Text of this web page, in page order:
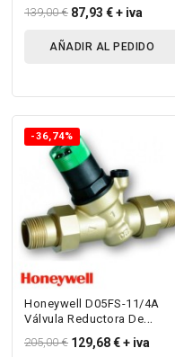
Manométrica Para...
139,00 € 87,93 €+ iva
AÑADIR AL PEDIDO
-36,74%
Honeywell D05FS-11/4A
Válvula Reductora De
Manométrica...
205,00 € 129,68 €+ iva